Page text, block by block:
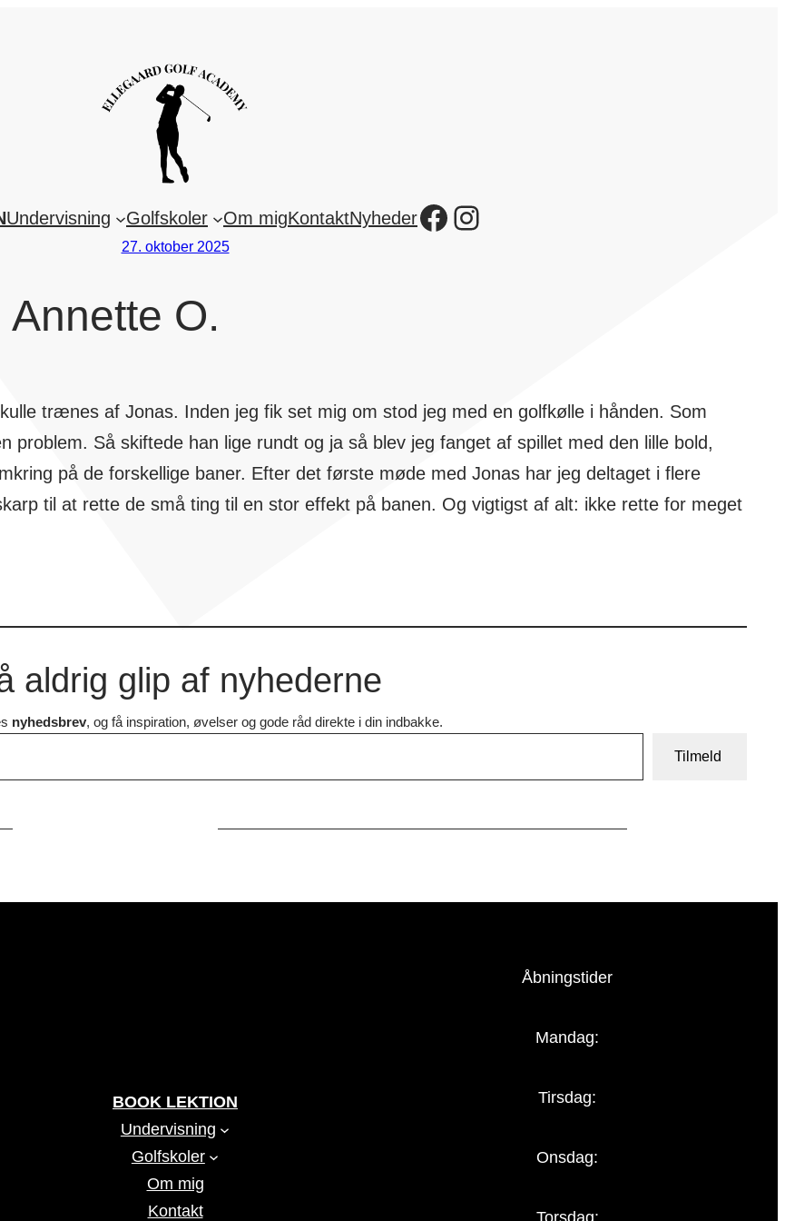
Undervisning Golfskoler Om migKontaktNyhederFacebook
Instagram
27. oktober 2025
Annette O.
trænes af Jonas. Inden jeg fik set mig om stod jeg med en golfkølle i hånden. Som
problem. Så skiftede han lige rundt og ja så blev jeg fanget af spillet med den lille bold,
på de forskellige baner. Efter det første møde med Jonas har jeg deltaget i flere
til at rette de små ting til en stor effekt på banen. Og vigtigst af alt: ikke rette for meget
aldrig glip af nyhederne
nyhedsbrev, og få inspiration, øvelser og gode råd direkte i din indbakke.
Tilmeld
BOOK LEKTION
Undervisning
Golfskoler
Om mig
Kontakt
Åbningstider
Mandag:
Tirsdag:
Onsdag:
Torsdag: